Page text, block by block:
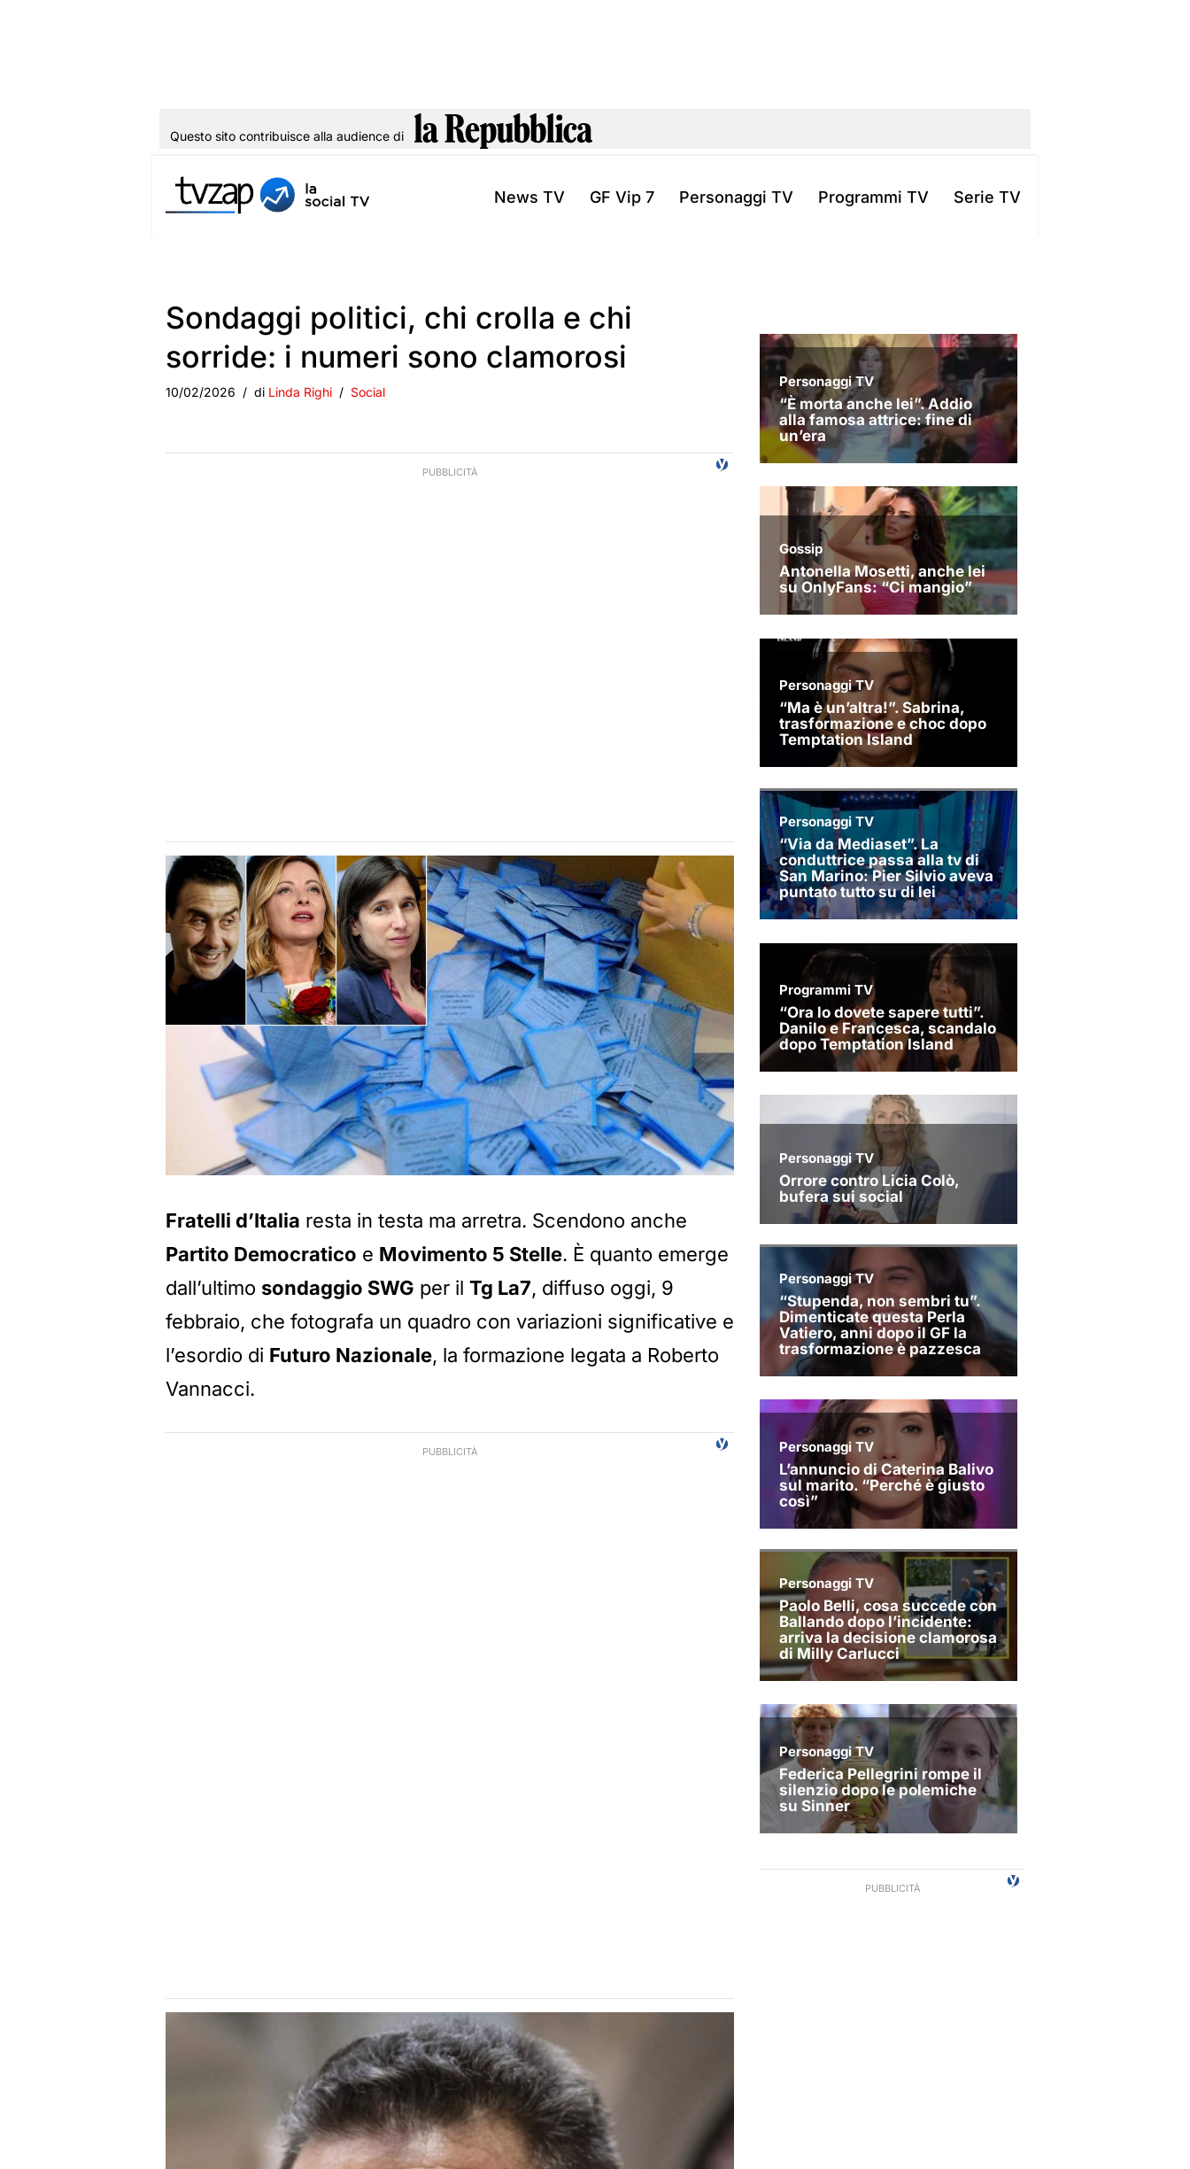
al
Questo sito contribuisce alla audience di
News TV GF Vip 7 Personaggi TV Programmi TV Serie TV
Sondaggi politici, chi crolla e chi
sorride: i numeri sono clamorosi
10/02/2026 di Linda Righi Social
Fratelli d’Italia resta in testa ma arretra. Scendono anche
Partito Democratico e Movimento 5 Stelle. È quanto emerge
dall’ultimo sondaggio SWG per il Tg La7, diffuso oggi, 9
febbraio, che fotografa un quadro con variazioni significative e
l’esordio di Futuro Nazionale, la formazione legata a Roberto
Vannacci.